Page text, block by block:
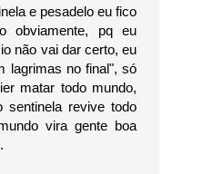
e pesadelo eu fico
obviamente, pq eu
não vai dar certo, eu
lagrimas no final", só
matar todo mundo,
revive todo
vira gente boa